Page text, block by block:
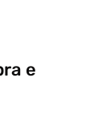
e